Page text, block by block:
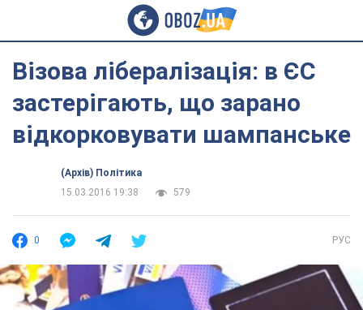
Візова лібералізація: в ЄС
застерігають, що зарано
відкорковувати шампанське
(Архів) Політика
15.03.2016 19:38
579
0 РУС